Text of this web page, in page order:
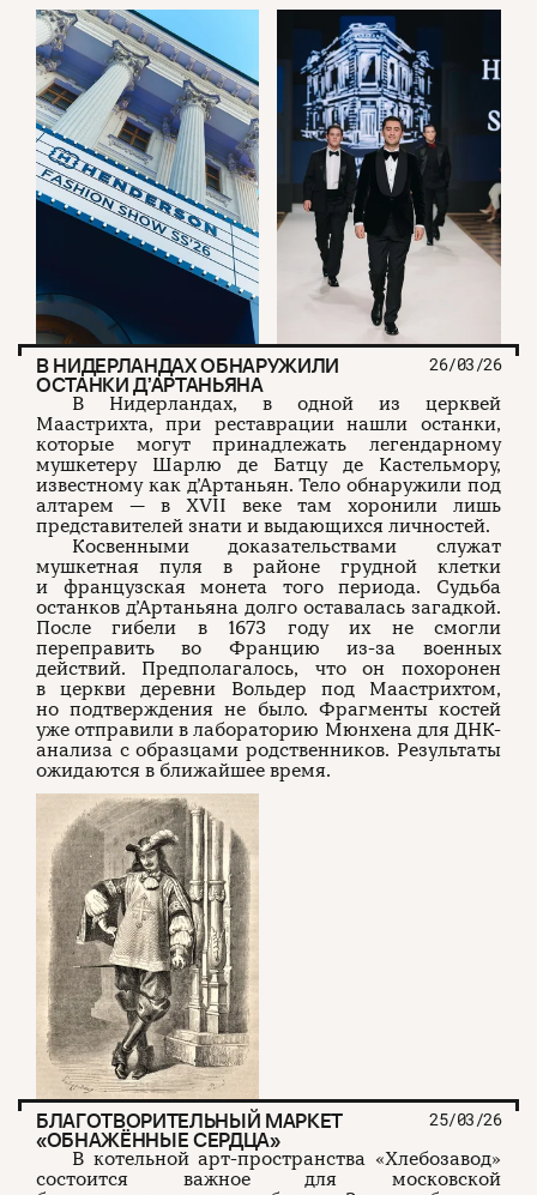
В НИДЕРЛАНДАХ ОБНАРУЖИЛИ
ОСТАНКИ Д’АРТАНЬЯНА
26/03/26
В Нидерландах, в одной из церквей
Маастрихта, при реставрации нашли останки,
которые могут принадлежать легендарному
мушкетеру Шарлю де Батцу де Кастельмору,
известному как д’Артаньян. Тело обнаружили под
алтарем — в XVII веке там хоронили лишь
представителей знати и выдающихся личностей.
Косвенными доказательствами служат
мушкетная пуля в районе грудной клетки
и французская монета того периода. Судьба
останков д’Артаньяна долго оставалась загадкой.
После гибели в 1673 году их не смогли
переправить во Францию из-за военных
действий. Предполагалось, что он похоронен
в церкви деревни Вольдер под Маастрихтом,
но подтверждения не было. Фрагменты костей
уже отправили в лабораторию Мюнхена для ДНК-
анализа с образцами родственников. Результаты
ожидаются в ближайшее время.
БЛАГОТВОРИТЕЛЬНЫЙ МАРКЕТ
«ОБНАЖЁННЫЕ СЕРДЦА»
25/03/26
В котельной арт-пространства «Хлебозавод»
состоится важное для московской